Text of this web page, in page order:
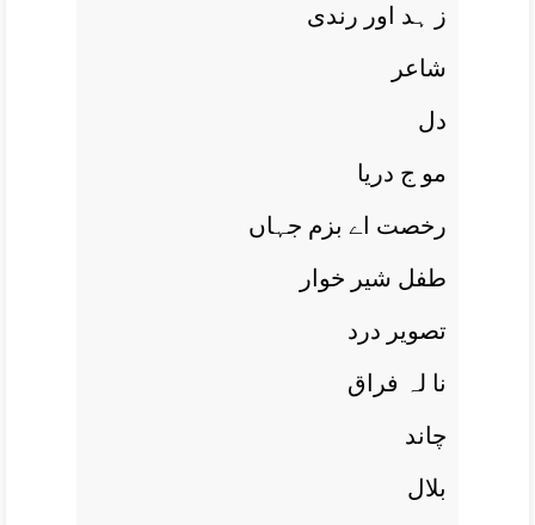
ز ہد اور رندی
شاعر
دل
مو ج دريا
رخصت اے بزم جہاں
طفل شير خوار
تصوير درد
نا لہ فراق
چاند
بلال